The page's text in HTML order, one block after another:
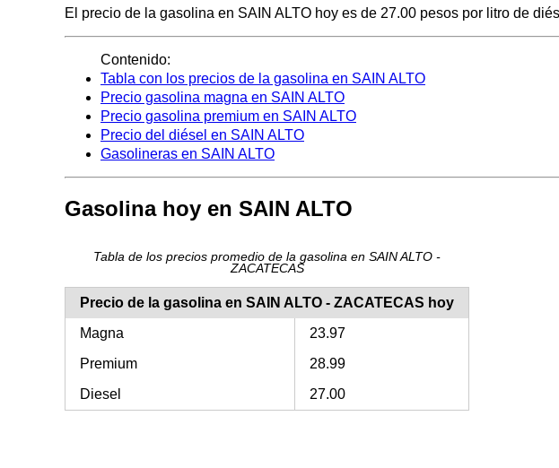
El precio de la gasolina en SAIN ALTO hoy es de 27.00 pesos por litro de
Contenido:
Tabla con los precios de la gasolina en SAIN ALTO
Precio gasolina magna en SAIN ALTO
Precio gasolina premium en SAIN ALTO
Precio del diésel en SAIN ALTO
Gasolineras en SAIN ALTO
Gasolina hoy en SAIN ALTO
Tabla de los precios promedio de la gasolina en SAIN ALTO -
ZACATECAS
Precio de la gasolina en SAIN ALTO - ZACATECAS hoy
Magna
23.97
Premium
28.99
Diesel
27.00